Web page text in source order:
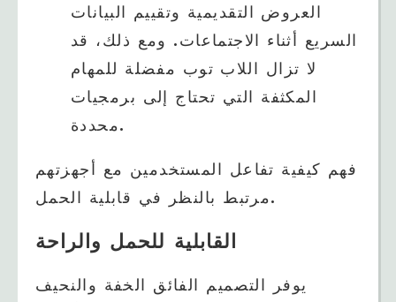
العروض التقديمية وتقييم البيانات
السريع أثناء الاجتماعات. ومع ذلك، قد
لا تزال اللاب توب مفضلة للمهام
المكثفة التي تحتاج إلى برمجيات
محددة.
فهم كيفية تفاعل المستخدمين مع أجهزتهم
مرتبط بالنظر في قابلية الحمل.
القابلية للحمل والراحة
يوفر التصميم الفائق الخفة والنحيف